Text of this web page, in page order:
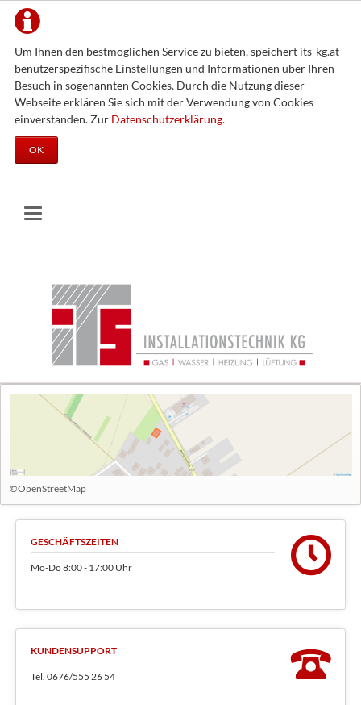
Um Ihnen den bestmöglichen Service zu bieten, speichert its-kg.at
benutzerspezifische Einstellungen und Informationen über Ihren
Besuch in sogenannten Cookies. Durch die Nutzung dieser
Webseite erklären Sie sich mit der Verwendung von Cookies
einverstanden. Zur Datenschutzerklärung.
OK
©OpenStreetMap
GESCHÄFTSZEITEN
Mo-Do 8:00 - 17:00 Uhr
KUNDENSUPPORT
Tel. 0676/555 26 54